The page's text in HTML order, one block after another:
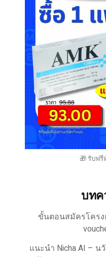
🎁 รับฟ
บทค
ขั้นตอนสมัครโครง
แนะนำ Nicha AI –